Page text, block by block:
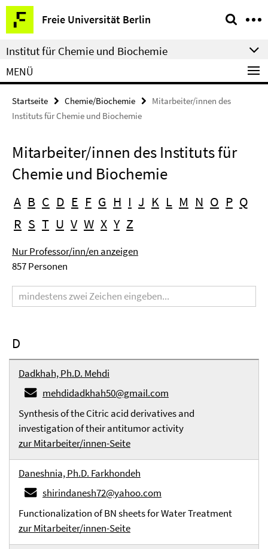
Springe
direkt
zu
Inhalt
Freie Universität Berlin
Service-
Navigation
Institut für Chemie und Biochemie
MENÜ
Startseite Chemie/Biochemie
Mitarbeiter/innen des
Instituts für Chemie und Biochemie
Mitarbeiter/innen des Instituts für
Chemie und Biochemie
A B C D E F G H I J K L M N O P Q
R S T U V W X Y Z
Nur Professor/inn/en anzeigen
857 Personen
D
Dadkhah, Ph.D. Mehdi
mehdidadkhah50@gmail.com
Synthesis of the Citric acid derivatives and
investigation of their antitumor activity
zur Mitarbeiter/innen-Seite
Daneshnia, Ph.D. Farkhondeh
shirindanesh72@yahoo.com
Functionalization of BN sheets for Water Treatment
zur Mitarbeiter/innen-Seite